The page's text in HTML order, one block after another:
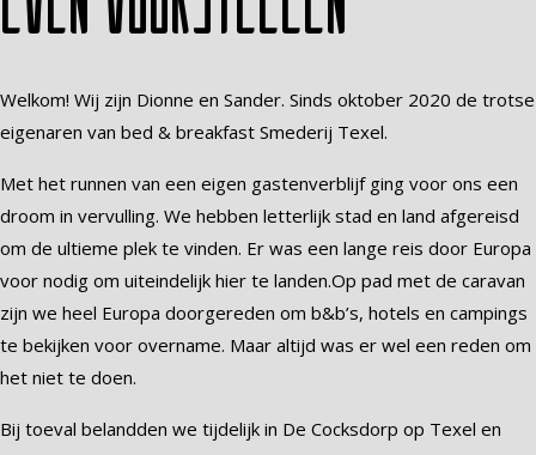
Welkom! Wij zijn Dionne en Sander. Sinds oktober 2020 de trotse
eigenaren van bed & breakfast Smederij Texel.
Met het runnen van een eigen gastenverblijf ging voor ons een
droom in vervulling. We hebben letterlijk stad en land afgereisd
om de ultieme plek te vinden. Er was een lange reis door Europa
voor nodig om uiteindelijk hier te landen.Op pad met de caravan
zijn we heel Europa doorgereden om b&b’s, hotels en campings
te bekijken voor overname. Maar altijd was er wel een reden om
het niet te doen.
Bij toeval belandden we tijdelijk in De Cocksdorp op Texel en